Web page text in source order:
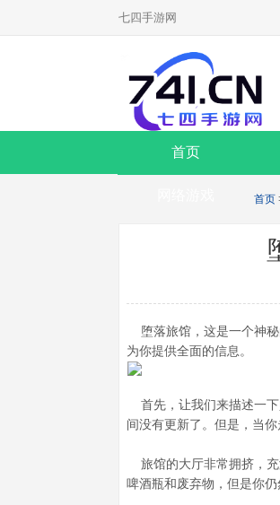
七四手游网
首页
首页
堕落旅馆，这是一个神秘
为你提供全面的信息。
首先，让我们来描述一下
间没有更新了。但是，当
旅馆的大厅非常拥挤，充
啤酒瓶和废弃物，但是你仍